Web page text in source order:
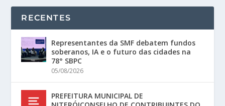
RECENTES
Representantes da SMF debatem fundos
soberanos, IA e o futuro das cidades na
78° SBPC
05/08/2026
PREFEITURA MUNICIPAL DE